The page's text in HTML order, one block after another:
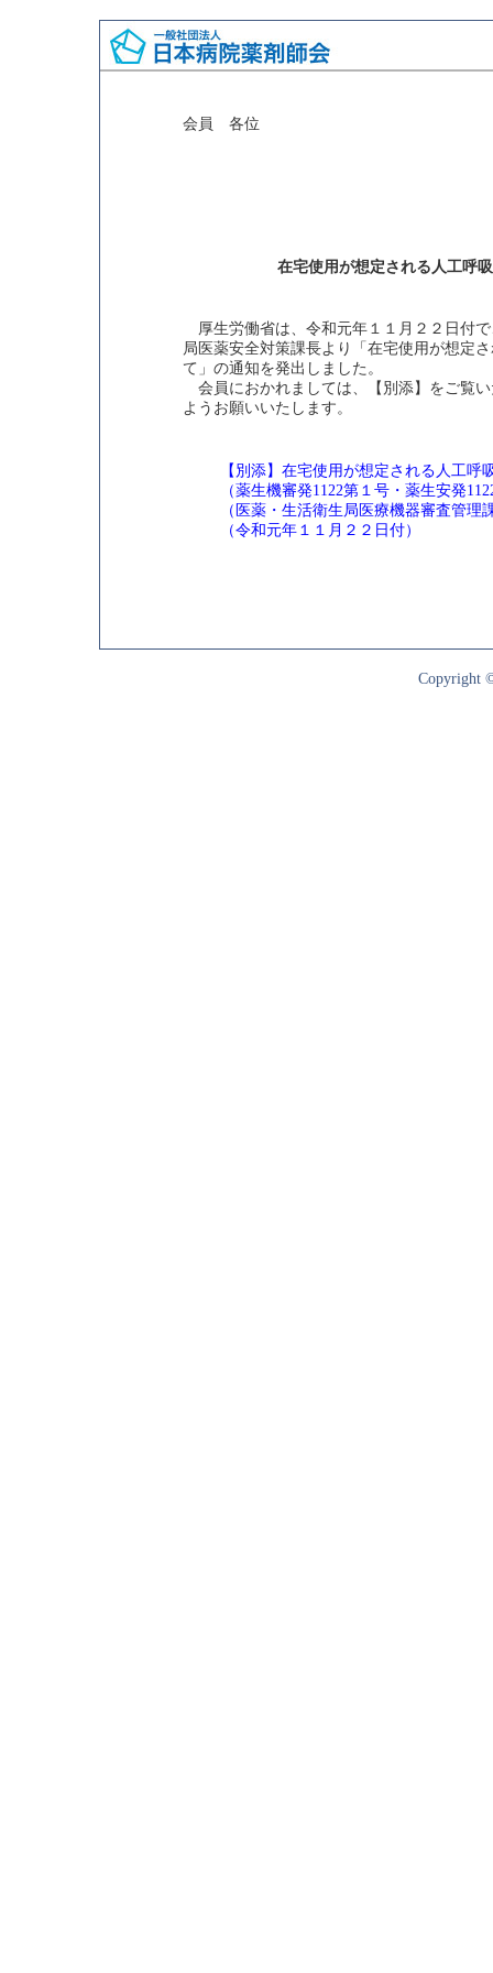
会員 各位
在宅使用が想定される人工呼
厚生労働省は、令和元年１１月２２日付
局医薬安全対策課長より「在宅使用が想定
て」の通知を発出しました。
会員におかれましては、【別添】をご覧
ようお願いいたします。
【別添】在宅使用が想定される人工
（薬生機審発1122第１号・薬生安発
（医薬・生活衛生局医療機器審査管
（令和元年１１月２２日付）
Copyright